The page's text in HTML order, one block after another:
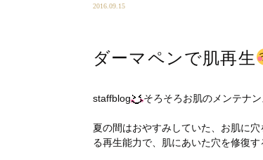
2016.09.15
ダーマペンで肌再生
staffblog そろそろお肌のメンテナ
夏の間はおやすみしていた、お肌に
る再生能力で、肌にあいた穴を修復